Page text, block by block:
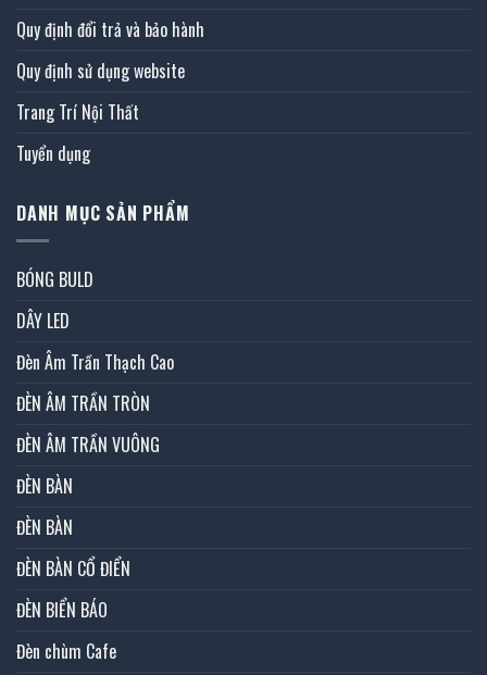
Quy định đổi trả và bảo hành
Quy định sử dụng website
Trang Trí Nội Thất
Tuyển dụng
DANH MỤC SẢN PHẨM
BÓNG BULD
DÂY LED
Đèn Âm Trần Thạch Cao
ĐÈN ÂM TRẦN TRÒN
ĐÈN ÂM TRẦN VUÔNG
ĐÈN BÀN
ĐÈN BÀN
ĐÈN BÀN CỔ ĐIỂN
ĐÈN BIỂN BÁO
Đèn chùm Cafe